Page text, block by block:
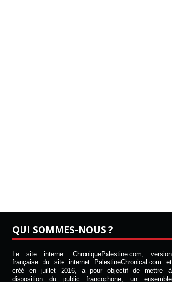
QUI SOMMES-NOUS ?
Le site internet ChroniquePalestine.com, version
française du site internet PalestineChronical.com et
créé en juillet 2016, a pour objectif de mettre à
disposition du public francophone, un ensemble